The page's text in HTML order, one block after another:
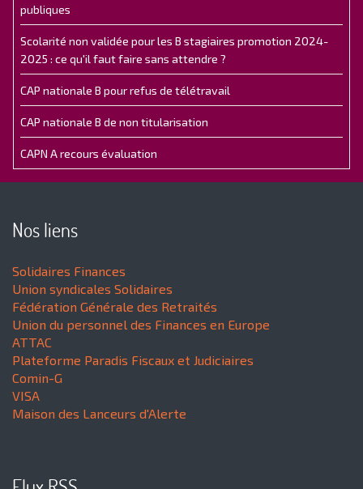
publiques
Scolarité non validée pour les B stagiaires promotion 2024-
2025 : ce qu'il faut faire sans attendre ?
CAP nationale B pour refus de télétravail
CAP nationale B de non titularisation
CAPN A recours évaluation
Nos liens
Solidaires Finances
Union syndicales Solidaires
Fédération Générale des Retraités
Union du personnel des Finances en Europe
ATTAC
Plateforme Paradis Fiscaux et Judiciaires
Comin-G
VISA
Maison des Lanceurs d'Alerte